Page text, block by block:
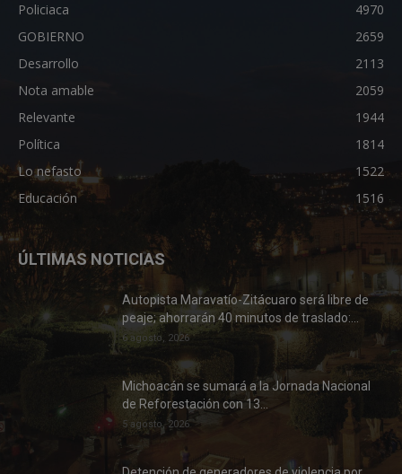
Policiaca
4970
GOBIERNO
2659
Desarrollo
2113
Nota amable
2059
Relevante
1944
Política
1814
Lo nefasto
1522
Educación
1516
ÚLTIMAS NOTICIAS
Autopista Maravatío-Zitácuaro será libre de
peaje; ahorrarán 40 minutos de traslado:...
6 agosto, 2026
Michoacán se sumará a la Jornada Nacional
de Reforestación con 13...
5 agosto, 2026